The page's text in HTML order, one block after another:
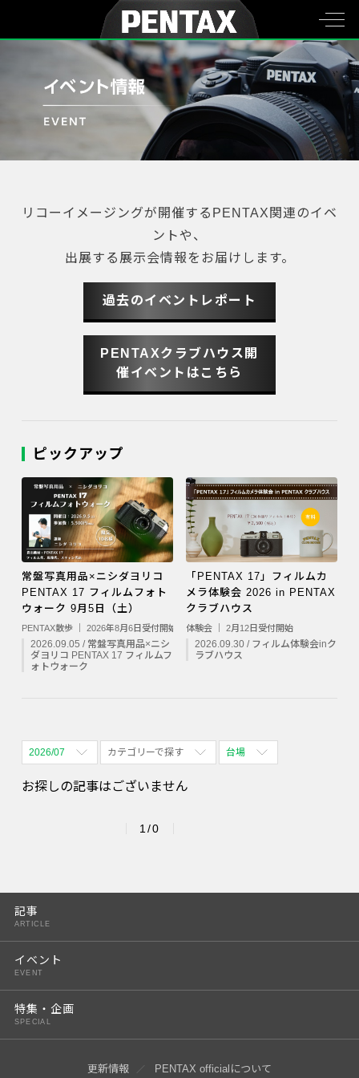
リコーイメージングが開催するPENTAX関連のイベ
ントや、
出展する展示会情報をお届けします。
過去のイベントレポート
PENTAXクラブハウス開
催イベントはこちら
ピックアップ
常盤写真用品×ニシダヨリコ
PENTAX 17 フィルムフォト
ウォーク 9月5日（土）
PENTAX散歩 ｜ 2026年8月6日受付開始
2026.09.05 / 常盤写真用品×ニシ
ダヨリコ PENTAX 17 フィルムフ
ォトウォーク
「PENTAX 17」フィルムカ
メラ体験会 2026 in PENTAX
クラブハウス
体験会 ｜ 2月12日受付開始
2026.09.30 / フィルム体験会inク
ラブハウス
2026/07
全期間
2026/11
2027/01
2027/03
カテゴリーで探す
全て表示
台場
お探しの記事はございません
1/0
記事
ARTICLE
イベント
EVENT
特集・企画
SPECIAL
更新情報 PENTAX officialについて